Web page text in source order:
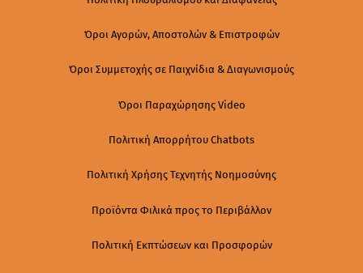
Όροι Αγορών, Αποστολών & Επιστροφών
Όροι Συμμετοχής σε Παιχνίδια & Διαγωνισμούς
Όροι Παραχώρησης Video
Πολιτική Απορρήτου Chatbots
Πολιτική Χρήσης Τεχνητής Νοημοσύνης
Προϊόντα Φιλικά προς το Περιβάλλον
Πολιτική Εκπτώσεων και Προσφορών